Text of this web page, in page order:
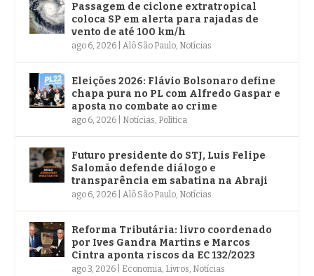
Passagem de ciclone extratropical
coloca SP em alerta para rajadas de
vento de até 100 km/h
ago 6, 2026 |Alô São Paulo, Notícias
Eleições 2026: Flávio Bolsonaro define
chapa pura no PL com Alfredo Gaspar e
aposta no combate ao crime
ago 6, 2026 Notícias, Política
Futuro presidente do STJ, Luis Felipe
Salomão defende diálogo e
transparência em sabatina na Abraji
ago 6, 2026 |Alô São Paulo, Notícias
Reforma Tributária: livro coordenado
por Ives Gandra Martins e Marcos
Cintra aponta riscos da EC 132/2023
ago 3, 2026 Economia, Livros, Notícias